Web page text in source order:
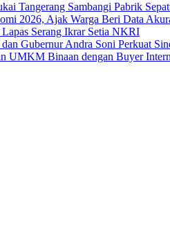
Tangerang Sambangi Pabrik
2026, Ajak Warga Beri Data
Serang Ikrar Setia NKRI
Gubernur Andra Soni Perkuat
UMKM Binaan dengan Buyer